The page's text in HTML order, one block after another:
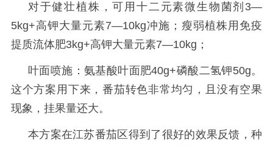
对于健壮植株，可用十二 元素微生物菌剂 3—
5kg+高钾大量元素7—10kg冲施；瘦弱植株用免疫
提质流体肥3kg+高钾大量元素7—10kg；
叶面喷施：氨基酸叶面肥40g+磷酸二氢钾50g。
这个方案用下来，番茄转色非常均匀，且没有空果
现象，挂果量还大。
本方案在江苏番茄区得到了很好的效果反馈，种